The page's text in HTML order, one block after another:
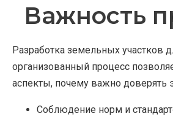
Важность
Разработка земельных участков
организованный процесс
аспекты, почему важно доверять
Соблюдение норм и